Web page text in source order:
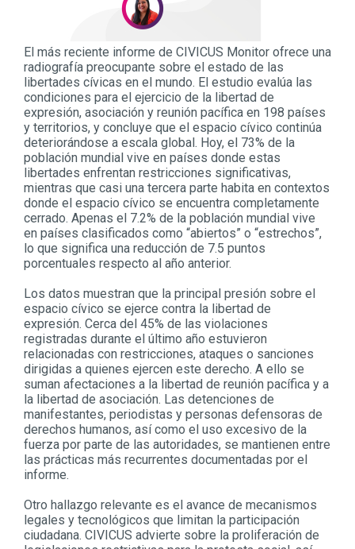
El más reciente informe de CIVICUS Monitor ofrece una
radiografía preocupante sobre el estado de las
libertades cívicas en el mundo. El estudio evalúa las
condiciones para el ejercicio de la libertad de
expresión, asociación y reunión pacífica en 198 países
y territorios, y concluye que el espacio cívico continúa
deteriorándose a escala global. Hoy, el 73% de la
población mundial vive en países donde estas
libertades enfrentan restricciones significativas,
mientras que casi una tercera parte habita en contextos
donde el espacio cívico se encuentra completamente
cerrado. Apenas el 7.2% de la población mundial vive
en países clasificados como “abiertos” o “estrechos”,
lo que significa una reducción de 7.5 puntos
porcentuales respecto al año anterior.
Los datos muestran que la principal presión sobre el
espacio cívico se ejerce contra la libertad de
expresión. Cerca del 45% de las violaciones
registradas durante el último año estuvieron
relacionadas con restricciones, ataques o sanciones
dirigidas a quienes ejercen este derecho. A ello se
suman afectaciones a la libertad de reunión pacífica y a
la libertad de asociación. Las detenciones de
manifestantes, periodistas y personas defensoras de
derechos humanos, así como el uso excesivo de la
fuerza por parte de las autoridades, se mantienen entre
las prácticas más recurrentes documentadas por el
informe.
Otro hallazgo relevante es el avance de mecanismos
legales y tecnológicos que limitan la participación
ciudadana. CIVICUS advierte sobre la proliferación de